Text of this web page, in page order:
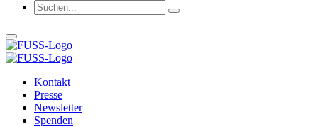
Kontakt
Presse
Newsletter
Spenden